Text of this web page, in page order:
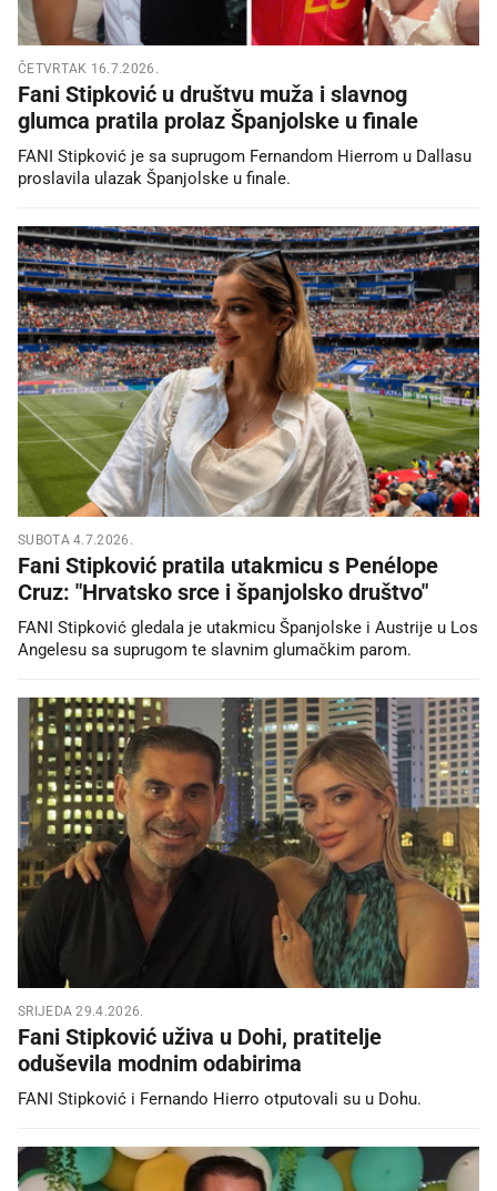
ČETVRTAK 16.7.2026.
Fani Stipković u društvu muža i slavnog
glumca pratila prolaz Španjolske u finale
FANI Stipković je sa suprugom Fernandom Hierrom u Dallasu
proslavila ulazak Španjolske u finale.
SUBOTA 4.7.2026.
Fani Stipković pratila utakmicu s Penélope
Cruz: "Hrvatsko srce i španjolsko društvo"
FANI Stipković gledala je utakmicu Španjolske i Austrije u Los
Angelesu sa suprugom te slavnim glumačkim parom.
SRIJEDA 29.4.2026.
Fani Stipković uživa u Dohi, pratitelje
oduševila modnim odabirima
FANI Stipković i Fernando Hierro otputovali su u Dohu.